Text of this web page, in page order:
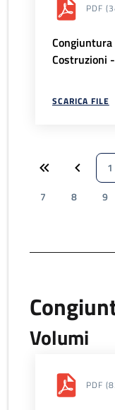
PDF
Costruzioni
SCARICA FILE
1
7
8 9
Volumi
PDF